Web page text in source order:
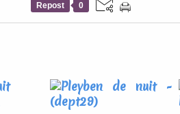
Repost 0